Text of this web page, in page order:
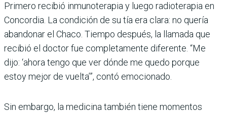
Primero recibió inmunoterapia y luego radioterapia en
Concordia. La condición de su tía era clara: no quería
abandonar el Chaco. Tiempo después, la llamada que
recibió el doctor fue completamente diferente. “Me
dijo: ‘ahora tengo que ver dónde me quedo porque
estoy mejor de vuelta’”, contó emocionado.
Sin embargo, la medicina también tiene momentos